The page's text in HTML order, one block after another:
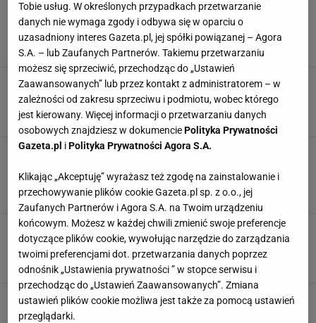
Tak mieszka Julia Wieniawa. Jej dom w środku
lasu wygląda jak tablica z Pinteresta
LAMPA PODUSZKA SINSAY STOLIK
Marzniesz mimo ogrzewania? Pomoże
elektryczny koc - to zimowy game changer
KOC ELEKTRYCZNY MEDIA EXPERT PODUSZKA
Hotelowy komfort w domu. Ta poduszka robi
wyprzedaży
PODUSZKA PODUSZKI PODUSZKI DEKORACYJNE POSZEWKA
Bawełniana poszewka z H&M za 54,99 zł.
Łóżko od razu wygląda bardziej przytulnie
PODUSZKA PODUSZKI POSZEWKA POSZEWKA DEKORACYJNA
Nie używasz kapy na łóżko? Wyjaśniam,
Tobie usług. W określonych przypadkach przetwarzanie
danych nie wymaga zgody i odbywa się w oparciu o
uzasadniony interes Gazeta.pl, jej spółki powiązanej – Agora
S.A. – lub Zaufanych Partnerów. Takiemu przetwarzaniu
możesz się sprzeciwić, przechodząc do „Ustawień
Zaawansowanych” lub przez kontakt z administratorem – w
zależności od zakresu sprzeciwu i podmiotu, wobec którego
jest kierowany. Więcej informacji o przetwarzaniu danych
osobowych znajdziesz w dokumencie Polityka Prywatności
Gazeta.pl i Polityka Prywatności Agora S.A.
Klikając „Akceptuję” wyrażasz też zgodę na zainstalowanie i
przechowywanie plików cookie Gazeta.pl sp. z o.o., jej
Zaufanych Partnerów i Agora S.A. na Twoim urządzeniu
końcowym. Możesz w każdej chwili zmienić swoje preferencje
dotyczące plików cookie, wywołując narzędzie do zarządzania
twoimi preferencjami dot. przetwarzania danych poprzez
odnośnik „Ustawienia prywatności ” w stopce serwisu i
przechodząc do „Ustawień Zaawansowanych”. Zmiana
ustawień plików cookie możliwa jest także za pomocą ustawień
przeglądarki.